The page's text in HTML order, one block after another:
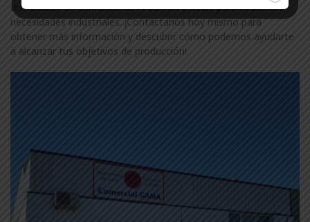
distribuidor de confianza de Ardon en Estella, para todas tus
necesidades industriales. ¡Contáctanos hoy mismo para
obtener más información y descubrir cómo podemos ayudarte
a alcanzar tus objetivos de producción!